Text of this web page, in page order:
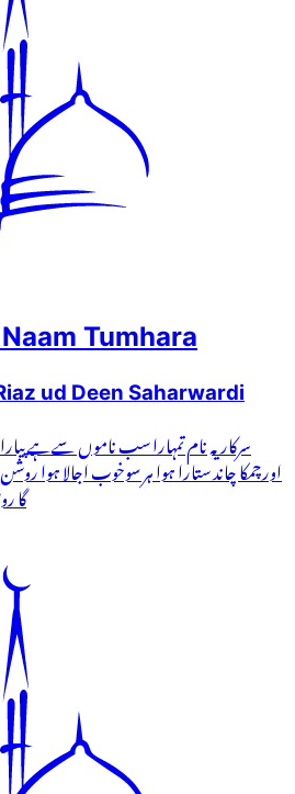
Tumhara
ud Deen Saharwardi
سرکار یہ نام تمہارا سب ناموں سےہے
اورچمکا چاند ستارا ہوا ہر سوخوب اجالا ہوا
گا